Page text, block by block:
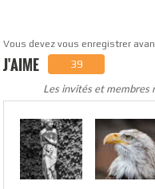
Vous devez vous enregistrer
J'AIME 39
Les invités et membres